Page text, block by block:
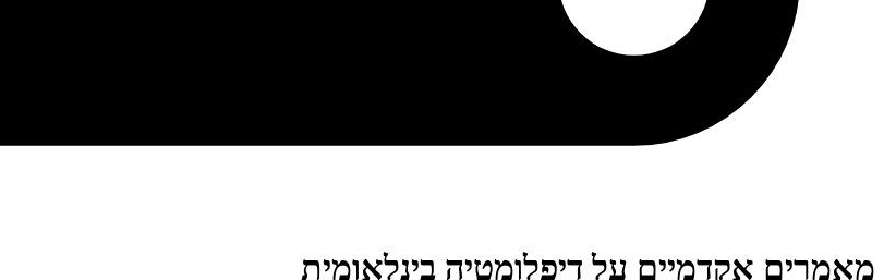
מאמרים אקדמיים על דיפלומטיה בינלאומית